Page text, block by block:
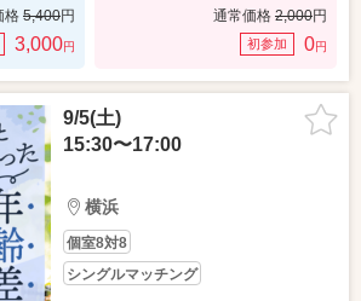
格 5,400円
3,000円
通常価格 2,000円
初参加 0円
9/5(土)
15:30〜17:00
横浜
個室8対8
シングルマッチング